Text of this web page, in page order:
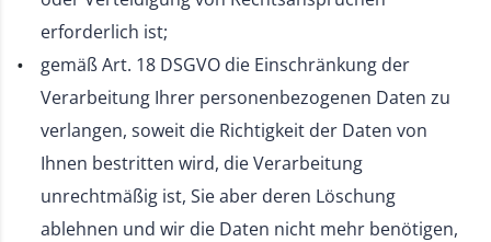
erforderlich ist;
gemäß Art. 18 DSGVO die Einschränkung der
Verarbeitung Ihrer personenbezogenen Daten zu
verlangen, soweit die Richtigkeit der Daten von
Ihnen bestritten wird, die Verarbeitung
unrechtmäßig ist, Sie aber deren Löschung
ablehnen und wir die Daten nicht mehr benötigen,